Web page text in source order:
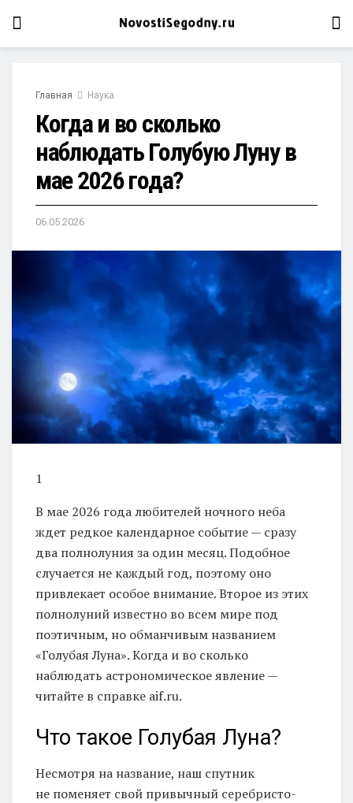
Главная Наука
Когда и во сколько
наблюдать Голубую Луну в
мае 2026 года?
06.05.2026
1
В мае 2026 года любителей ночного неба
ждет редкое календарное событие — сразу
два полнолуния за один месяц. Подобное
случается не каждый год, поэтому оно
привлекает особое внимание. Второе из этих
полнолуний известно во всем мире под
поэтичным, но обманчивым названием
«Голубая Луна». Когда и во сколько
наблюдать астрономическое явление —
читайте в справке aif.ru.
Что такое Голубая Луна?
Несмотря на название, наш спутник
не поменяет свой привычный серебристо-